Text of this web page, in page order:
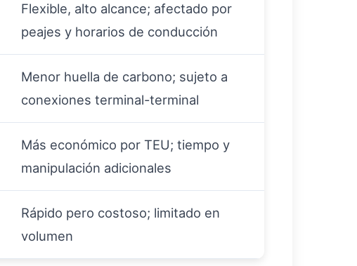
Flexible, alto alcance; afectado por
peajes y horarios de conducción
Menor huella de carbono; sujeto a
conexiones terminal-terminal
Más económico por TEU; tiempo y
manipulación adicionales
Rápido pero costoso; limitado en
volumen